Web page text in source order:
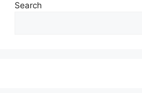
Search